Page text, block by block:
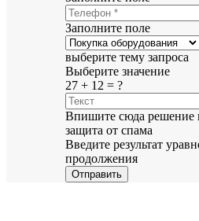
Заполните поле
выберите тему запроса
Выберите значение
27 + 12 = ?
Впишите сюда решение
защита от спама
Введите результат
продолжения
Отправить